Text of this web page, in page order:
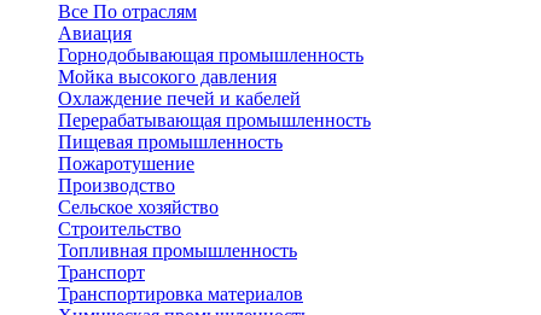
Все По отраслям
Авиация
Горнодобывающая промышленность
Мойка высокого давления
Охлаждение печей и кабелей
Перерабатывающая промышленность
Пищевая промышленность
Пожаротушение
Производство
Сельское хозяйство
Строительство
Топливная промышленность
Транспорт
Транспортировка материалов